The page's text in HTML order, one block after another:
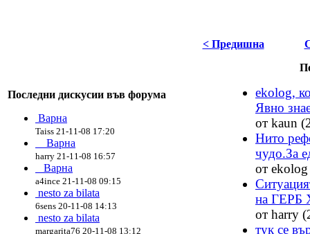
< Предишна
Последни дискусии във форума
Варна
Taiss 21-11-08 17:20
Варна
harry 21-11-08 16:57
Варна
a4ince 21-11-08 09:15
nesto za bilata
6sens 20-11-08 14:13
nesto za bilata
margarita76 20-11-08 13:12
ekolog,
Явно
от kaun
Нито
чудо.За
от
на ГЕРБ
от harry
тук се